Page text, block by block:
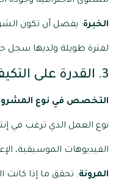
الخبرة: يفضل أن تكون
لفترة طويلة ولديها سجل
3. القدرة على التكيف مع متطلبات المشروع
التخصص في نوع
نوع العمل الذي ترغب في
الفيديوهات الموسيقية،
المرونة: تحقق ما إذا كانت